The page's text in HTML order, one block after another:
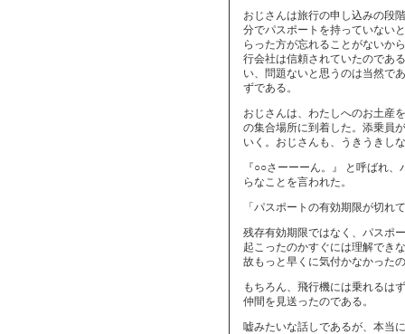
おじさんは旅行の申し込みの段
分でパスポートを持っていない
らった方が忘れることがないか
行会社は信頼されていたのであ
い、問題ないと思うのは当然で
ずである。
おじさんは、わたしへのお土産
の集合場所に到着した。添乗員
いく。おじさんも、うきうきし
『○○さーーーん。』 と呼ばれ
らなことを言われた。
「パスポートの有効期限が切れ
残存有効期限ではなく、パスポ
起こったのかすぐには理解でき
故もっと早くに気付かなかった
もちろん、飛行機には乗れるは
仲間を見送ったのである。
嘘みたいな話しであるが、本当